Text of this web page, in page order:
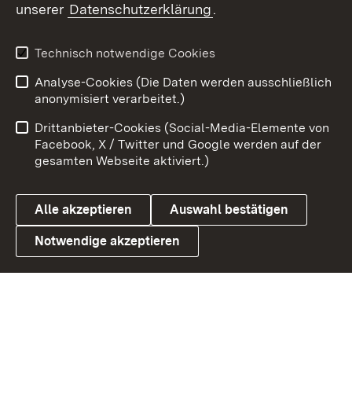
Youtube
Link zum Landesportal
Impressum
Kontakt
Barrierefreiheit
Datenschutz
Cookies
unserer Datenschutzerklärung.
Technisch notwendige Cookies
Analyse-Cookies (Die Daten werden ausschließlich
anonymisiert verarbeitet.)
Drittanbieter-Cookies (Social-Media-Elemente von
Facebook, X / Twitter und Google werden auf der
gesamten Webseite aktiviert.)
Alle akzeptieren Auswahl bestätigen
Notwendige akzeptieren